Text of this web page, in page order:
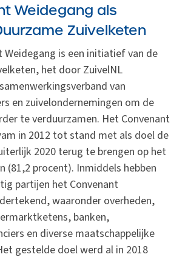
Weidegang als
Zuivelketen
Weidegang is een initiatief van de
het door ZuivelNL
van
en zuivelondernemingen om de
te verduurzamen. Het Convenant
in 2012 tot stand met als doel de
2020 terug te brengen op het
(81,2 procent). Inmiddels hebben
partijen het Convenant
waaronder overheden,
banken,
en diverse maatschappelijke
gestelde doel werd al in 2018